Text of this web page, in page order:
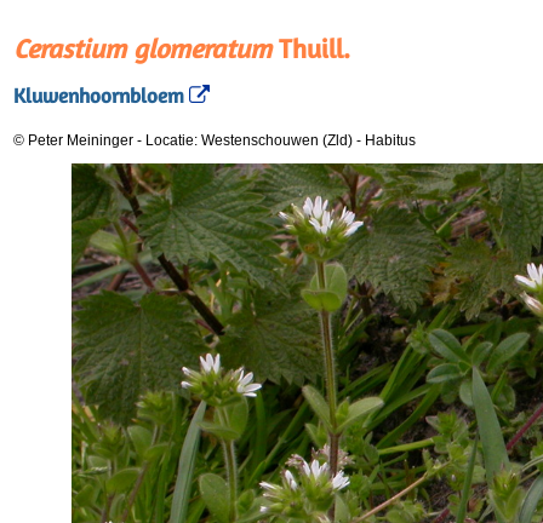
Cerastium glomeratumThuill.
Kluwenhoornbloem
© Peter Meininger - Locatie: Westenschouwen (Zld) - Habitus